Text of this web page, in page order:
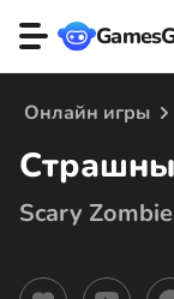
Онлайн игры
Scary